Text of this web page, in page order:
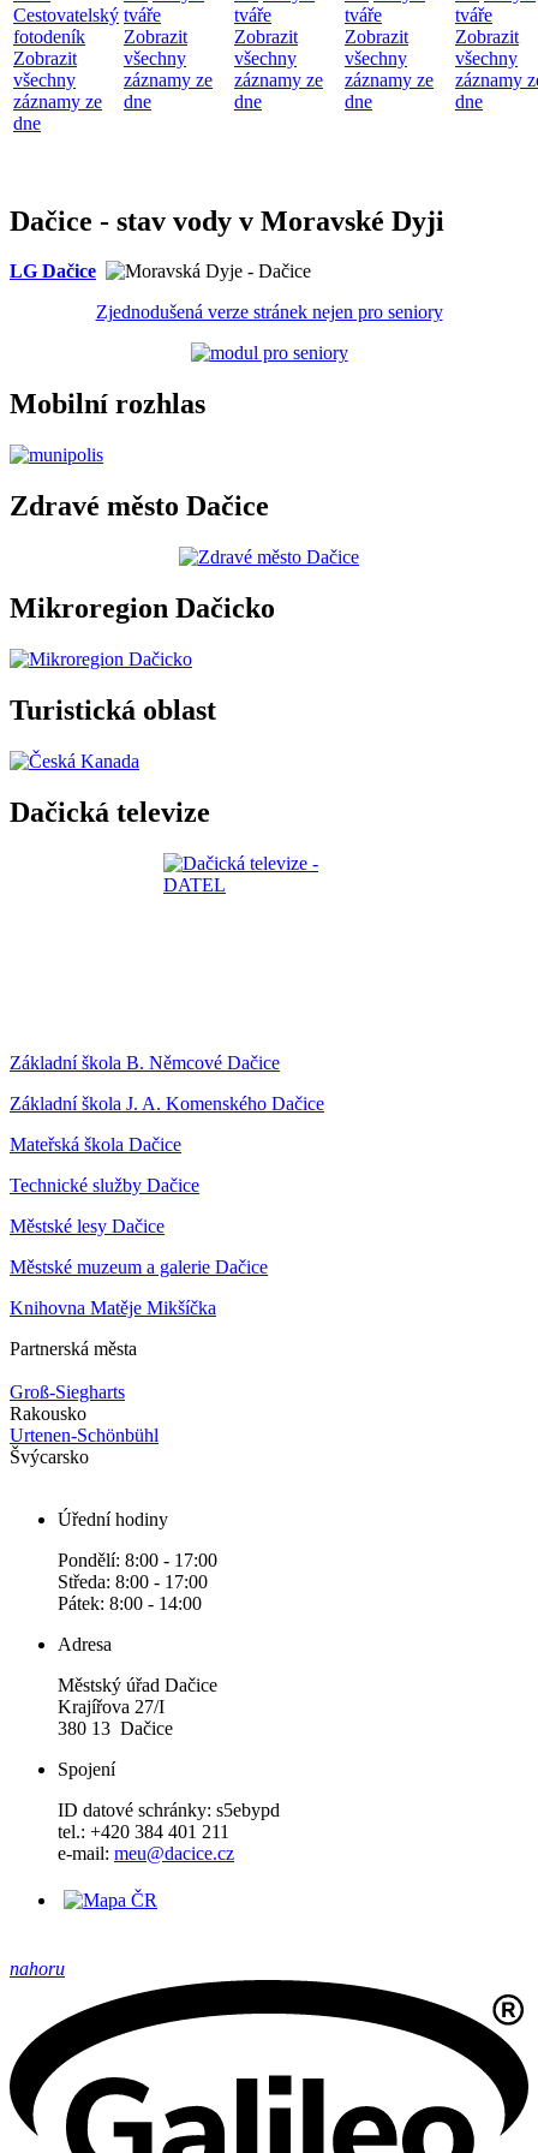
Cestovatelský
fotodeník
Zobrazit
všechny
záznamy ze
dne
tváře
Zobrazit
všechny
záznamy ze
dne
tváře
Zobrazit
všechny
záznamy ze
dne
tváře
Zobrazit
všechny
záznamy ze
dne
tváře
Zobrazit
všechny
záznamy
dne
Dačice - stav vody v Moravské Dyji
LG Dačice
Zjednodušená verze stránek nejen pro seniory
Mobilní rozhlas
Zdravé město Dačice
Mikroregion Dačicko
Turistická oblast
Dačická televize
Základní škola B. Němcové Dačice
Základní škola J. A. Komenského Dačice
Mateřská škola Dačice
Technické služby Dačice
Městské lesy Dačice
Městské muzeum a galerie Dačice
Knihovna Matěje Mikšíčka
Partnerská města
Groß-Siegharts
Rakousko
Urtenen-Schönbühl
Švýcarsko
Úřední hodiny
Pondělí: 8:00 - 17:00
Středa: 8:00 - 17:00
Pátek: 8:00 - 14:00
Adresa
Městský úřad Dačice
Krajířova 27/I
380 13 Dačice
Spojení
ID datové schránky: s5ebypd
tel.: +420 384 401 211
e-mail: meu@dacice.cz
nahoru